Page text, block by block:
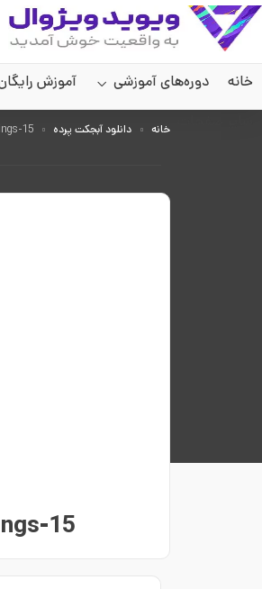
خانه دوره‌های آموزشی آموزش
خانه دانلود آبجکت پرده
15